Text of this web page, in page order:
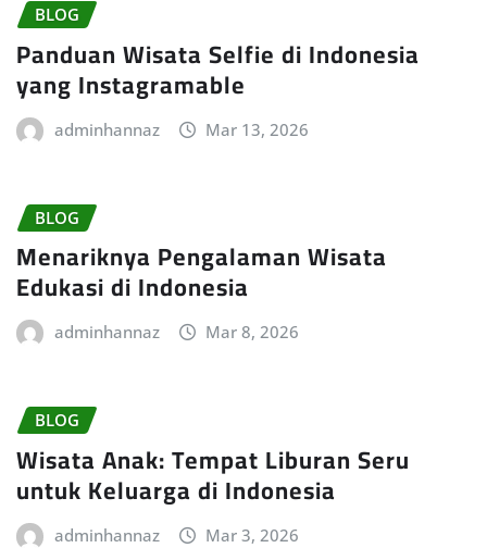
BLOG
Panduan Wisata Selfie di Indonesia
yang Instagramable
adminhannaz Mar 13, 2026
BLOG
Menariknya Pengalaman Wisata
Edukasi di Indonesia
adminhannaz Mar 8, 2026
BLOG
Wisata Anak: Tempat Liburan Seru
untuk Keluarga di Indonesia
adminhannaz Mar 3, 2026